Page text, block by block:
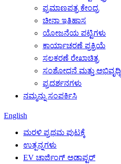
ಪ್ರಮಾಣಪತ್ರ ಕೇಂದ್ರ
ಚೀನಾ ಇತಿಹಾಸ
ಯೋಜನೆಯ ಪಟ್ಟಿಗಳು
ಕಾರ್ಯಾಚರಣೆ ಪ್ರಕ್ರಿಯೆ
ಸಲಕರಣೆ ರೇಖಾಚಿತ್ರ
ಸಂಶೋಧನೆ ಮತ್ತು ಅಭಿವೃದ್ಧಿ
ಪ್ರದರ್ಶನಗಳು
ನಮ್ಮನ್ನು ಸಂಪರ್ಕಿಸಿ
English
ಮರಳಿ ಪ್ರಥಮ ಪುಟಕ್ಕೆ
ಉತ್ಪನ್ನಗಳು
EV ಚಾರ್ಜಿಂಗ್ ಅಡಾಪ್ಟರ್